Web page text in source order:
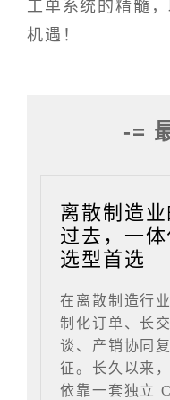
工单系统的精髓
机遇！
-=
离散制造
过去，一
选型首选
在离散制造行
制化订单、长
谈、产销协同
征。长久以来
依靠一套独立